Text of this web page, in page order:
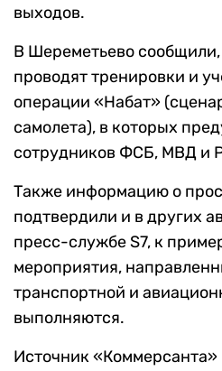
выходов.
В Шереметьево сообщили,
проводят тренировки и
операции «Набат»
самолета), в которых
сотрудников ФСБ, МВД и
Также информацию о
подтвердили и в других
пресс-службе S7, к
мероприятия,
транспортной и
выполняются.
Источник «Коммерсанта»